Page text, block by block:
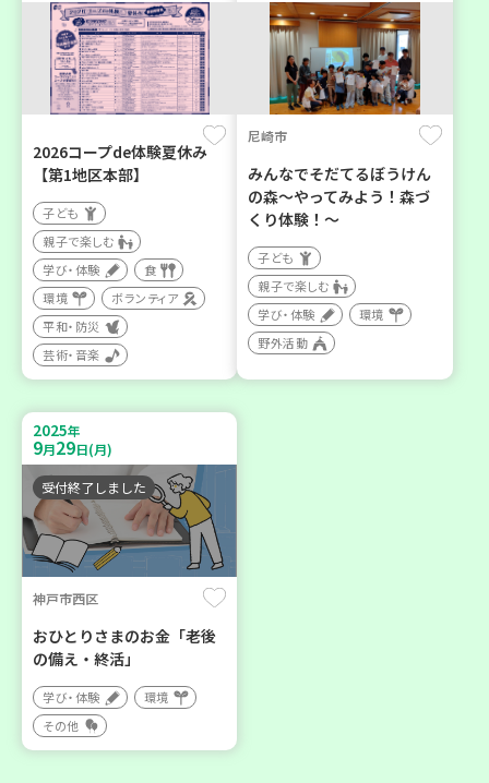
2026コープde体験夏休み
【第1地区本部】
子ども
親子で楽しむ
学び・体験
食
環境
ボランティア
平和・防災
芸術・音楽
尼崎市
みんなでそだてるぼうけん
の森～やってみよう！森づ
くり体験！～
子ども
親子で楽しむ
学び・体験
環境
野外活動
2025年
9月29日(月)
受付終了しました
神戸市西区
おひとりさまのお金「老後
の備え・終活」
学び・体験
環境
その他